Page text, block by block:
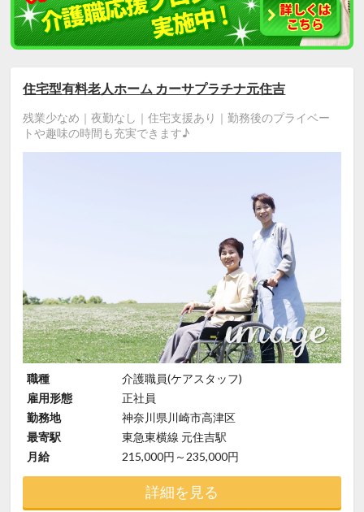
住宅型有料老人ホーム カーサプラチナ元住吉
残業少なめ｜夜勤なし｜住宅支援あり｜勤務後のプライベー
トや趣味の時間も充実できます♪
職種
介護職員(ケアスタッフ)
雇用形態
正社員
勤務地
神奈川県川崎市高津区
最寄駅
東急東横線 元住吉駅
月給
215,000円～235,000円
詳細を見る